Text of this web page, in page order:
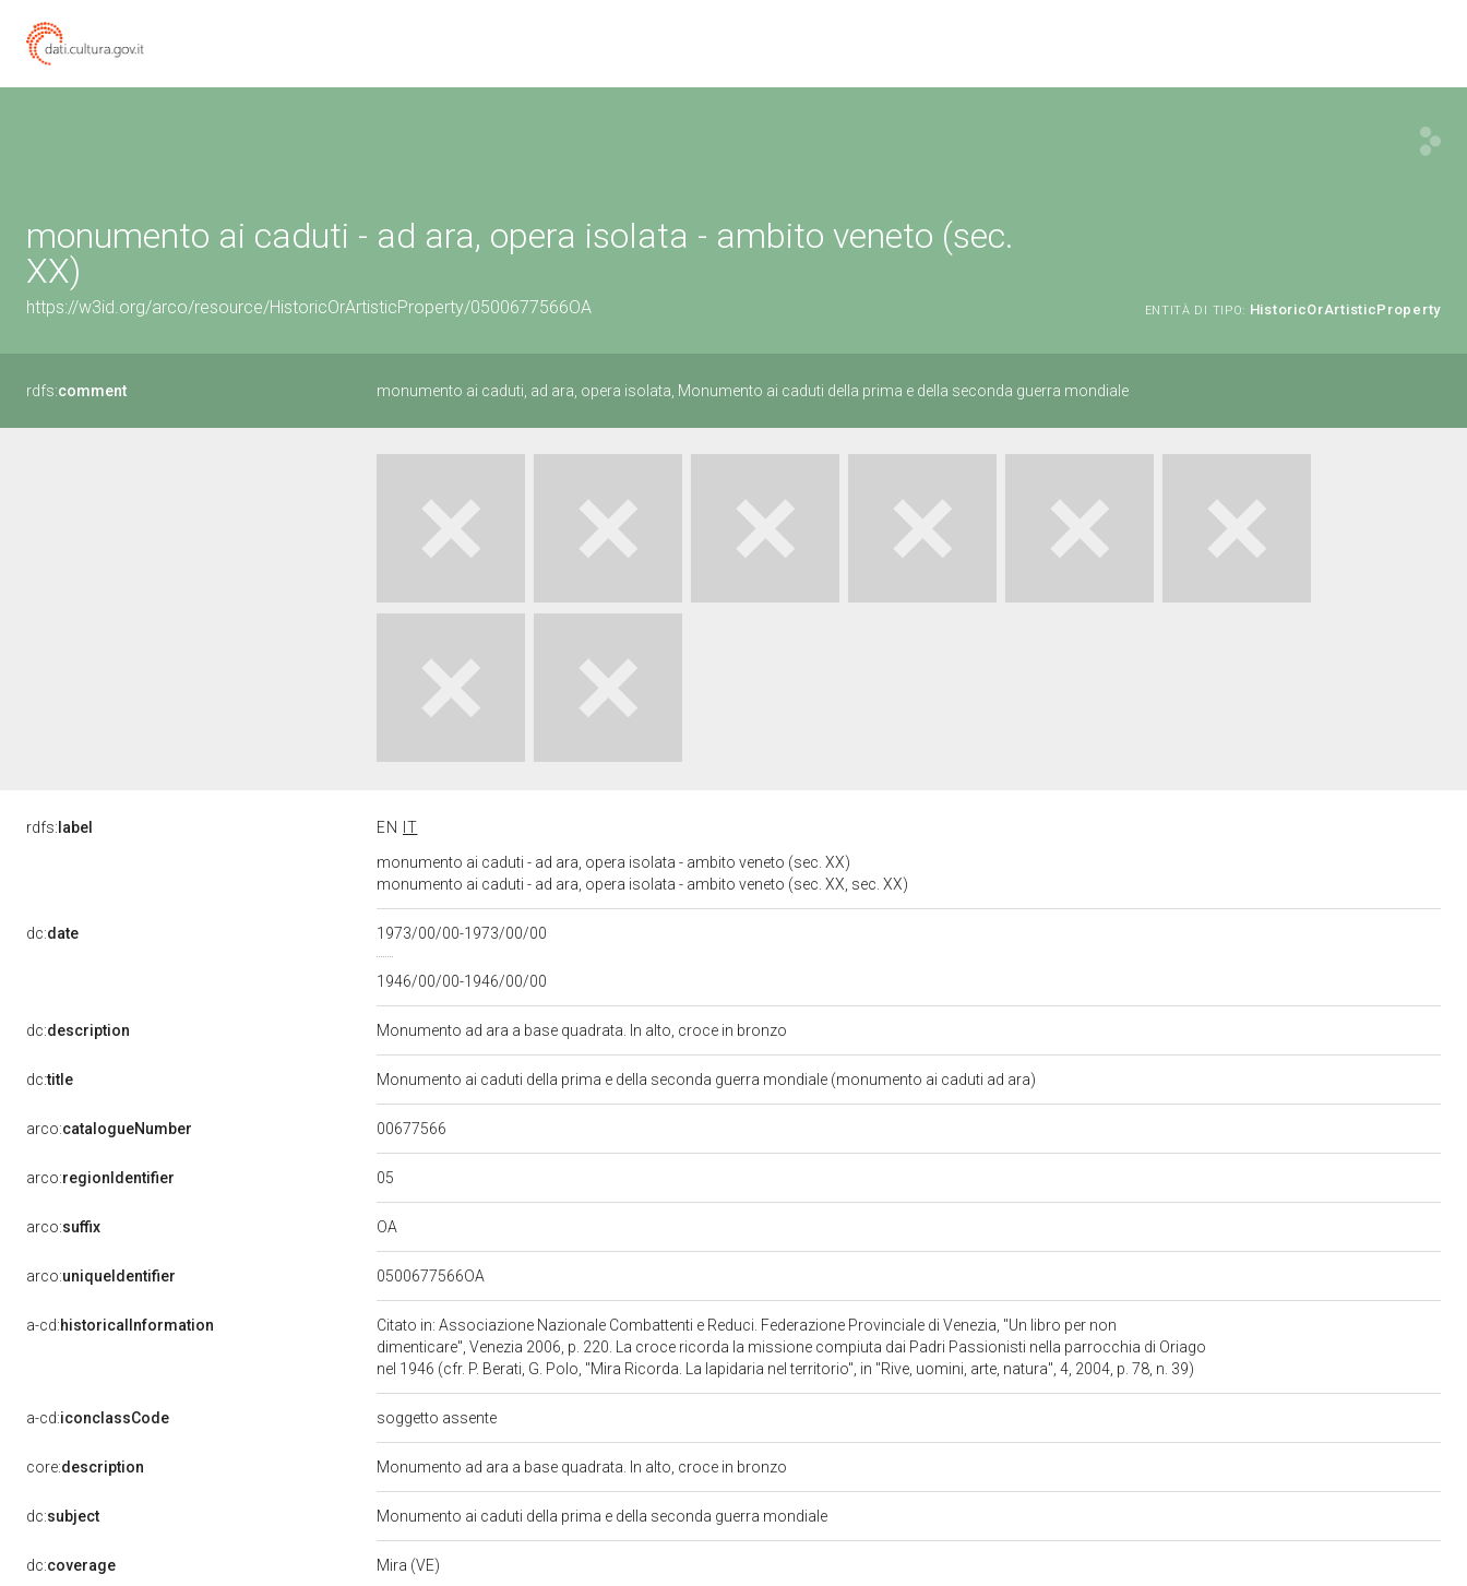
monumento ai caduti - ad ara, opera isolata - ambito veneto (sec.
XX)
https://w3id.org/arco/resource/HistoricOrArtisticProperty/0500677566OA ENTITÀ DI TIPO: HistoricOrArtisticProperty
rdfs:comment monumento ai caduti, ad ara, opera isolata, Monumento ai caduti della prima e della seconda guerra mondiale
rdfs: label EN
IT
monumento ai caduti - ad ara, opera isolata - ambito veneto (sec. XX)
monumento ai caduti - ad ara, opera isolata - ambito veneto (sec. XX, sec. XX)
dc:date 1973/00/00-1973/00/00
1946/00/00-1946/00/00
dc:description Monumento ad ara a base quadrata. In alto, croce in bronzo
dc:title Monumento ai caduti della prima e della seconda guerra mondiale (monumento ai caduti ad ara)
arco:catalogueNumber 00677566
arco:regionIdentifier 05
arco:suffix OA
arco:uniqueIdentifier 0500677566OA
a-cd:historicalInformation
Citato in: Associazione Nazionale Combattenti e Reduci. Federazione Provinciale di Venezia, "Un libro per non
dimenticare", Venezia 2006, p. 220. La croce ricorda la missione compiuta dai Padri Passionisti nella parrocchia di Oriago
nel 1946 (cfr. P. Berati, G. Polo, "Mira Ricorda. La lapidaria nel territorio", in "Rive, uomini, arte, natura", 4, 2004, p. 78, n. 39)
a-cd:iconclassCode soggetto assente
core:description Monumento ad ara a base quadrata. In alto, croce in bronzo
dc:subject Monumento ai caduti della prima e della seconda guerra mondiale
dc:coverage Mira (VE)